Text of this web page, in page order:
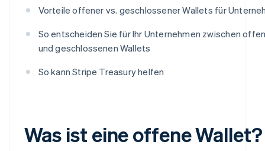
Vorteile offener vs. geschlossener Wallets für
So entscheiden Sie für Ihr Unternehmen zwischen
und geschlossenen Wallets
So kann Stripe Treasury helfen
Was ist eine offene Wallet?